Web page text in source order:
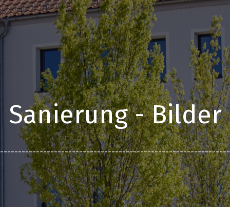
Sanierung - Bilder